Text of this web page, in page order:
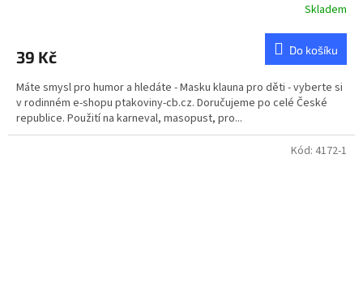
Skladem
39 Kč Do košíku
Máte smysl pro humor a hledáte - Masku klauna pro děti - vyberte si
v rodinném e-shopu ptakoviny-cb.cz. Doručujeme po celé České
republice. Použití na karneval, masopust, pro...
Kód: 4172-1